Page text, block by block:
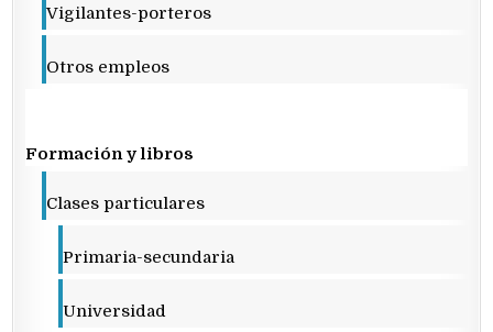
Vigilantes-porteros
Otros empleos
Formación y libros
Clases particulares
Primaria-secundaria
Universidad